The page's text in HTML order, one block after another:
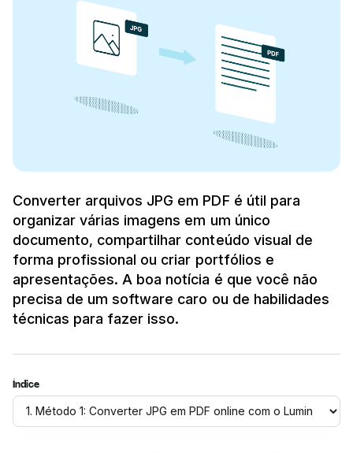
Converter arquivos JPG em PDF é útil para
organizar várias imagens em um único
documento, compartilhar conteúdo visual de
forma profissional ou criar portfólios e
apresentações. A boa notícia é que você não
precisa de um software caro ou de habilidades
técnicas para fazer isso.
Índice